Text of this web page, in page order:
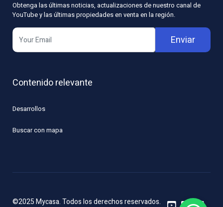
Obtenga las últimas noticias, actualizaciones de nuestro canal de
YouTube y las últimas propiedades en venta en la región.
Enviar
Contenido relevante
Desarrollos
Buscar con mapa
©2025 Mycasa. Todos los derechos reservados.